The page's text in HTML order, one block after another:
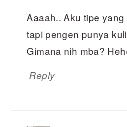
Aaaah.. Aku tipe
tapi pengen punya
Gimana nih mba?
Reply